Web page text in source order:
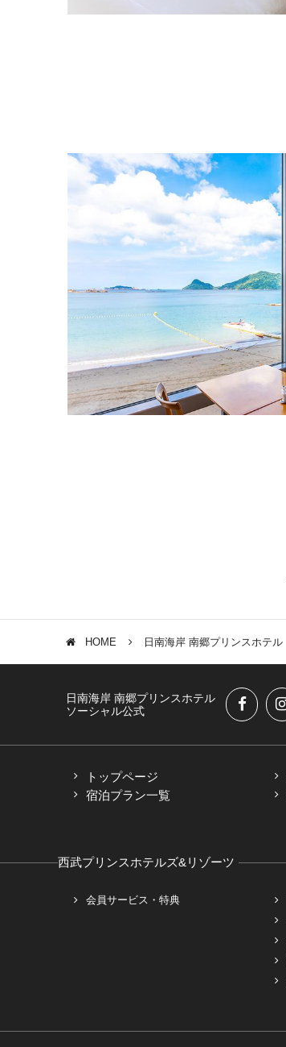
HOME 日南海岸 南郷プリンスホテル
日南海岸 南郷プリンスホテル
ソーシャル公式
トップページ
宿泊プラン一覧
西武プリンスホテルズ&リゾーツ
会員サービス・特典